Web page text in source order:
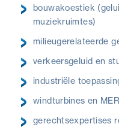
bouwakoestiek
muziekruimtes)
milieugerelateerde
verkeersgeluid en
industriële
windturbines en
gerechtsexpertises